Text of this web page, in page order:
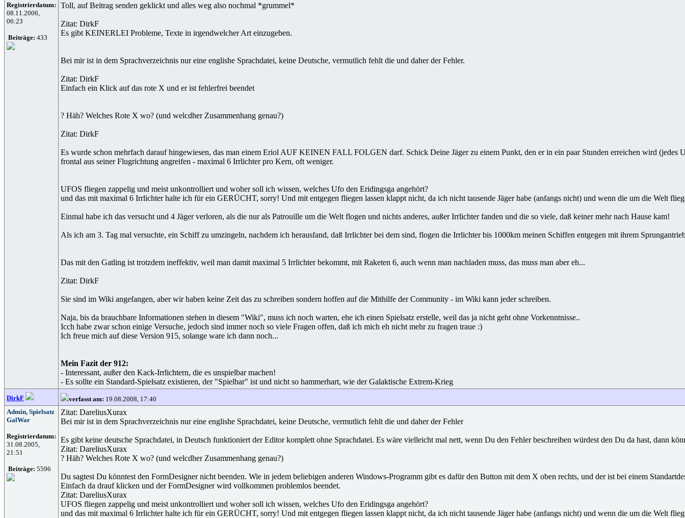
Registrierdatum:
08.11.2006,
06:23
Beiträge: 433
Toll, auf Beitrag senden geklickt und alles weg also nochmal *grummel*
Zitat: DirkF
Es gibt KEINERLEI Probleme, Texte in irgendwelcher Art einzugeben.
Bei mir ist in dem Sprachverzeichnis nur eine englishe Sprachdatei, keine Deutsche, vermutlich fehlt die und daher der Fehler.
Zitat: DirkF
Einfach ein Klick auf das rote X und er ist fehlerfrei beendet
? Häh? Welches Rote X wo? (und welcdher Zusammenhang genau?)
Zitat: DirkF
Es wurde schon mehrfach darauf hingewiesen, das man einem Eriol AUF KEINEN FALL FOLGEN darf. Schick Deine Jäger zu einem Punkt, den er in ein paar Stunden erreichen wird (jedes
frontal aus seiner Flugrichtung angreifen - maximal 6 Irrlichter pro Kern, oft weniger.
UFOS fliegen zappelig und meist unkontrolliert und woher soll ich wissen, welches Ufo den Eridingsga angehört?
und das mit maximal 6 Irrlichter halte ich für ein GERÜCHT, sorry! Und mit entgegen fliegen lassen klappt nicht, da ich nicht tausende Jäger habe (anfangs nicht) und wenn die um die Welt
Einmal habe ich das versucht und 4 Jäger verloren, als die nur als Patrouille um die Welt flogen und nichts anderes, außer Irrlichter fanden und die so viele, daß keiner mehr nach Hause kam!
Als ich am 3. Tag mal versuchte, ein Schiff zu umzingeln, nachdem ich herausfand, daß Irrlichter bei dem sind, flogen die Irrlichter bis 1000km meinen Schiffen entgegen mit ihrem
Das mit den Gatling ist trotzdem ineffektiv, weil man damit maximal 5 Irrlichter bekommt, mit Raketen 6, auch wenn man nachladen muss, das muss man aber eh...
Zitat: DirkF
Sie sind im Wiki angefangen, aber wir haben keine Zeit das zu schreiben sondern hoffen auf die Mithilfe der Community - im Wiki kann jeder schreiben.
Naja, bis da brauchbare Informationen stehen in diesem "Wiki", muss ich noch warten, ehe ich einen Spielsatz erstelle, weil das ja nicht geht ohne Vorkenntnisse..
Icch habe zwar schon einige Versuche, jedoch sind immer noch so viele Fragen offen, daß ich mich eh nicht mehr zu fragen traue :)
Ich freue mich auf diese Version 915, solange ware ich dann noch...
Mein Fazit der 912:
- Interessant, außer den Kack-Irrlichtern, die es unspielbar machen!
- Es sollte ein Standard-Spielsatz existieren, der "Spielbar" ist und nicht so hammerhart, wie der Galaktische Extrem-Krieg
DirkF verfasst am: 19.08.2008, 17:40
Admin, Spielsatz
GalWar
Registrierdatum:
31.08.2005,
21:51
Beiträge: 5596
Zitat: DareliusXurax
Bei mir ist in dem Sprachverzeichnis nur eine englishe Sprachdatei, keine Deutsche, vermutlich fehlt die und daher der Fehler
Es gibt keine deutsche Sprachdatei, in Deutsch funktioniert der Editor komplett ohne Sprachdatei. Es wäre vielleicht mal nett, wenn Du den Fehler beschreiben würdest den Du da hast, dann
Zitat: DareliusXurax
? Häh? Welches Rote X wo? (und welcdher Zusammenhang genau?)
Du sagtest Du könntest den FormDesigner nicht beenden. Wie in jedem beliebigen anderen Windows-Programm gibt es dafür den Button mit dem X oben rechts, und der ist bei einem
Einfach da drauf klicken und der FormDesigner wird vollkommen problemlos beendet.
Zitat: DareliusXurax
UFOS fliegen zappelig und meist unkontrolliert und woher soll ich wissen, welches Ufo den Eridingsga angehört?
und das mit maximal 6 Irrlichter halte ich für ein GERÜCHT, sorry! Und mit entgegen fliegen lassen klappt nicht, da ich nicht tausende Jäger habe (anfangs nicht) und wenn die um die Welt